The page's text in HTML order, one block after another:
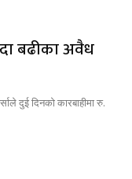
बढीका अवैध
दुई दिनको कारबाहीमा रु.